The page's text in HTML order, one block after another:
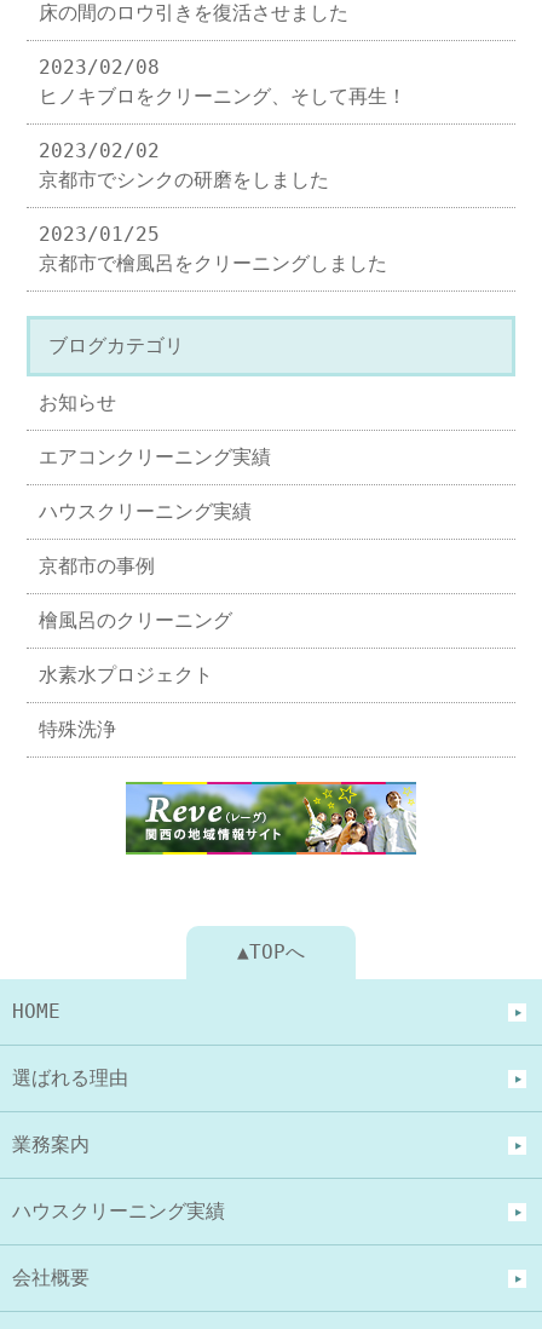
床の間のロウ引きを復活させました
2023/02/08
ヒノキブロをクリーニング、そして再生！
2023/02/02
京都市でシンクの研磨をしました
2023/01/25
京都市で檜風呂をクリーニングしました
ブログカテゴリ
お知らせ
エアコンクリーニング実績
ハウスクリーニング実績
京都市の事例
檜風呂のクリーニング
水素水プロジェクト
特殊洗浄
▲TOPへ
HOME
選ばれる理由
業務案内
ハウスクリーニング実績
会社概要